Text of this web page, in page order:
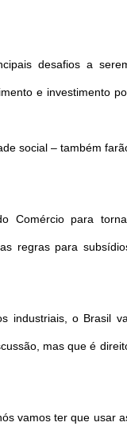
desafios a
e investimento
social – também
Comércio para
regras para
industriais, o Brasil
mas que é
vamos ter que usar